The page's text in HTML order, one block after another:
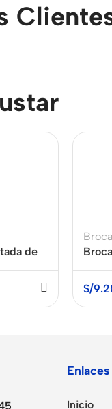
de
S/
Inicio